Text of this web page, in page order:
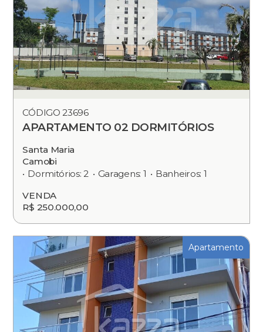
CÓDIGO 23696
APARTAMENTO 02 DORMITÓRIOS
Santa Maria
Camobi
Dormitórios: 2
Garagens: 1
Banheiros: 1
VENDA
R$ 250.000,00
Apartamento